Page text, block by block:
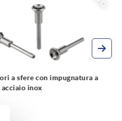
Anelli di tenuta DIN 7603
alluminio o acciaio inox